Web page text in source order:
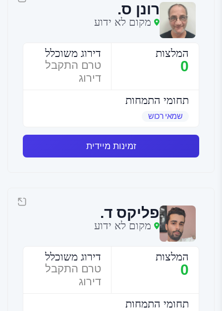
רונן ס.
מקום לא ידוע
המלצות
0
דירוג משוכלל
טרם התקבל
דירוג
תחומי התמחות
שמאי רכוש
זמינות מיידית
פליקס ד.
מקום לא ידוע
המלצות
0
דירוג משוכלל
טרם התקבל
דירוג
תחומי התמחות